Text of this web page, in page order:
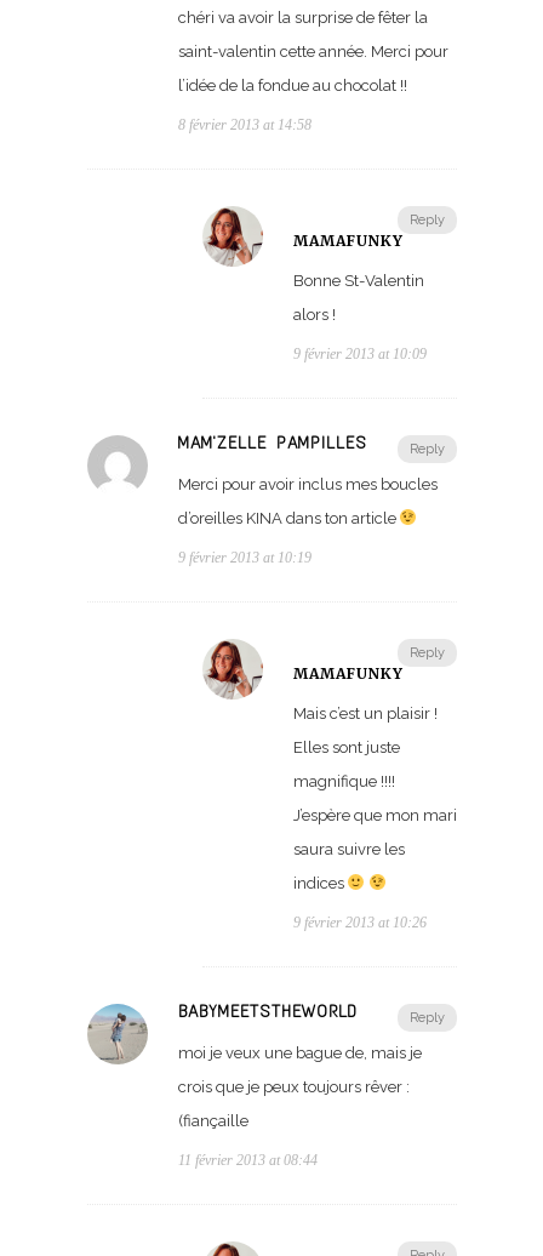
chéri va avoir la surprise de fêter la
saint-valentin cette année. Merci pour
l’idée de la fondue au chocolat !!
8 février 2013 at 14:58
Reply
MAMAFUNKY
Bonne St-Valentin
alors !
9 février 2013 at 10:09
Reply
MAM'ZELLE PAMPILLES
Merci pour avoir inclus mes boucles
d’oreilles KINA dans ton article
9 février 2013 at 10:19
Reply
MAMAFUNKY
Mais c’est un plaisir !
Elles sont juste
magnifique !!!!
J’espère que mon mari
saura suivre les
indices
9 février 2013 at 10:26
Reply
BABYMEETSTHEWORLD
moi je veux une bague de, mais je
crois que je peux toujours rêver :
(fiançaille
11 février 2013 at 08:44